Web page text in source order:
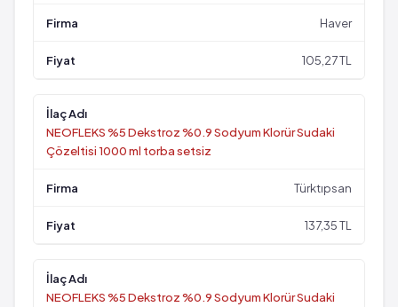
Haver
105,27 TL
NEOFLEKS %5 Dekstroz %0.9 Sodyum Klorür Sudaki
Çözeltisi 1000 ml torba setsiz
Türktıpsan
137,35 TL
NEOFLEKS %5 Dekstroz %0.9 Sodyum Klorür Sudaki